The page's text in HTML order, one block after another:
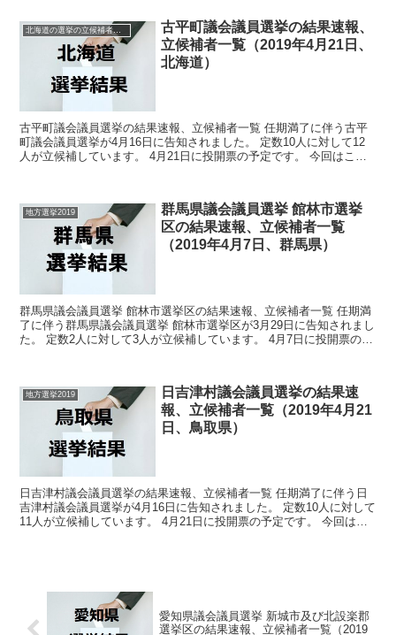
北海道の選挙の立候補者と結果速報一覧
古平町議会議員選挙の結果速報、
立候補者一覧（2019年4月21日、
北海道）
古平町議会議員選挙の結果速報、立候補者一覧 任期満了に伴う古平
町議会議員選挙が4月16日に告知されました。 定数10人に対して12
人が立候補しています。 4月21日に投開票の予定です。 今回はこの
地方選挙2019
群馬県議会議員選挙 館林市選挙
区の結果速報、立候補者一覧
（2019年4月7日、群馬県）
群馬県議会議員選挙 館林市選挙区の結果速報、立候補者一覧 任期満
了に伴う群馬県議会議員選挙 館林市選挙区が3月29日に告知されまし
た。 定数2人に対して3人が立候補しています。 4月7日に投開票の予
地方選挙2019
日吉津村議会議員選挙の結果速
報、立候補者一覧（2019年4月21
日、鳥取県）
日吉津村議会議員選挙の結果速報、立候補者一覧 任期満了に伴う日
吉津村議会議員選挙が4月16日に告知されました。 定数10人に対して
11人が立候補しています。 4月21日に投開票の予定です。 今回はこ
愛知県議会議員選挙 新城市及び北設楽郡
選挙区の結果速報、立候補者一覧（2019